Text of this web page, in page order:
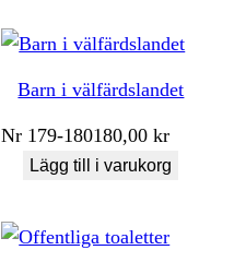
Barn i välfärdslandet
Nr 179-180180,00kr
Lägg till i varukorg